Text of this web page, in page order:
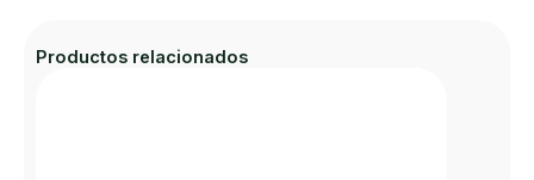
Productos relacionados